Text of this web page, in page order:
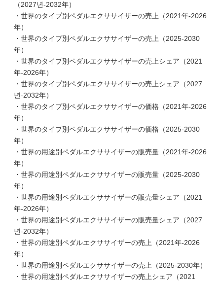
（2027년-2032年）
・世界のタイプ別ペダルエクササイザーの売上（2021年-2026
年）
・世界のタイプ別ペダルエクササイザーの売上（2025-2030
年）
・世界のタイプ別ペダルエクササイザーの売上シェア（2021
年-2026年）
・世界のタイプ別ペダルエクササイザーの売上シェア（2027
년-2032年）
・世界のタイプ別ペダルエクササイザーの価格（2021年-2026
年）
・世界のタイプ別ペダルエクササイザーの価格（2025-2030
年）
・世界の用途別ペダルエクササイザーの販売量（2021年-2026
年）
・世界の用途別ペダルエクササイザーの販売量（2025-2030
年）
・世界の用途別ペダルエクササイザーの販売量シェア（2021
年-2026年）
・世界の用途別ペダルエクササイザーの販売量シェア（2027
년-2032年）
・世界の用途別ペダルエクササイザーの売上（2021年-2026
年）
・世界の用途別ペダルエクササイザーの売上（2025-2030年）
・世界の用途別ペダルエクササイザーの売上シェア（2021